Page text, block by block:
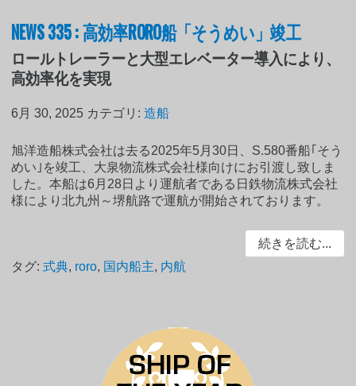
NEWS 335 : 高効率RORO船「そうめい」竣工
ロールトレーラーと大型エレベーター導入により、
高効率化を実現
6月 30, 2025 カテゴリ:造船
旭洋造船株式会社は去る2025年5月30日、S.580番船｢そう
めい｣を竣工、大泉物流株式会社様向けにお引渡し致しま
した。本船は6月28日より運航者である日鉄物流株式会社
様により北九州～堺航路で運航が開始されております。
続きを読む...
タグ:式典, roro, 国内船主, 内航